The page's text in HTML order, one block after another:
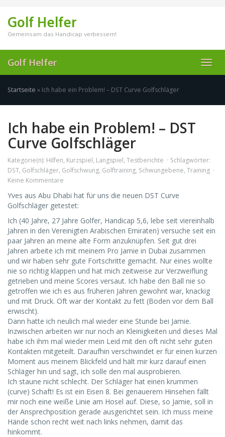
main
content
Golf Helfer
Gemeinsam das Handicap verbessern!
Golf Helfer
Startseite » Ich habe ein Problem! – DST Curve Golfschläger
Ich habe ein Problem! – DST
Curve Golfschläger
Kategorie(n): Hilfen, Kurzspiel, Langspiel, Testberichte
Schlagwörter:
DST, Golfschläger, Golfschwung, Golftraining, Schwungebene, Training
Keine Kommentare
Yves aus Abu Dhabi hat für uns die neuen DST Curve
Golfschläger getestet:
Ich (40 Jahre, 27 Jahre Golfer, Handicap 5,6, lebe seit viereinhalb
Jahren in den Vereinigten Arabischen Emiraten) versuche seit ein
paar Jahren an meine alte Form anzuknüpfen. Seit gut drei
Jahren arbeite ich mit meinem Pro Jamie in Dubai zusammen
und wir haben sehr gute Fortschritte gemacht. Nur eines wollte
nie so richtig klappen und hat mich zeitweise zur Verzweiflung
getrieben und meine Scores versaut. Ich habe den Ball nie so
getroffen wie ich es aus früheren Jahren gewohnt war, knackig
und mit Druck. Oft war der Kontakt zu fett (Boden vor dem Ball
erwischt).
Dann hatte ich neulich mal wieder eine Stunde bei Jamie.
Inzwischen arbeiten wir nur noch an Kleinigkeiten und dieses Mal
habe ich ihm mal wieder mein Leid mit den oft nicht sehr guten
Kontakten mitgeteilt. Daraufhin verschwindet er für einen kurzen
Moment aus meinem Blickfeld und hält mir kurz darauf einen
Schläger hin und sagt, ich solle den mal ausprobieren.
Ich staune nicht schlecht. Der Schläger hat einen krummen
(curve) Schaft! Es ist ein Eisen 8. Bei genauerem Hinsehen fällt
mir noch eine weiße Linie am Hosel auf. Diese, so Jamie, soll in
der Ansprechposition gerade ausgerichtet sein. Ich muss meine
Hände schon recht weit nach links nehmen, damit das
hinkommt.